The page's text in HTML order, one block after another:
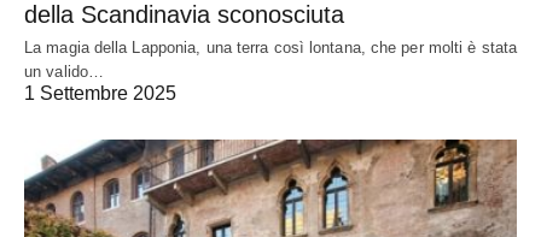
della Scandinavia sconosciuta
La magia della Lapponia, una terra così lontana, che per molti è stata
un valido…
1 Settembre 2025